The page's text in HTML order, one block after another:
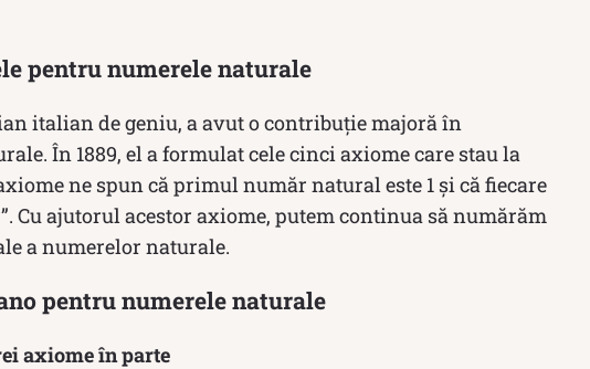
pentru numerele naturale
italian de geniu, a avut o contribuție majoră în
În 1889, el a formulat cele cinci axiome care stau la
ne spun că primul număr natural este 1 și că fiecare
Cu ajutorul acestor axiome, putem continua să numărăm
a numerelor naturale.
pentru numerele naturale
axiome în parte